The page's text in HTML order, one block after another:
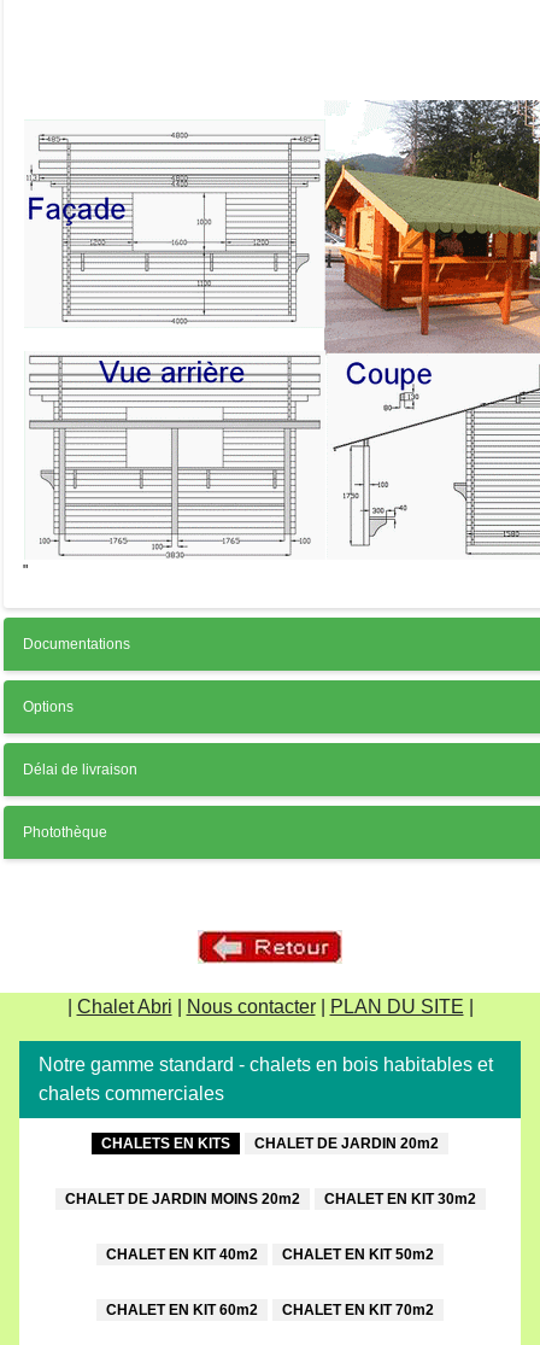
"
Documentations
Options
Délai de livraison
Photothèque
Chalet Abri Nous contacter PLAN DU SITE
Notre gamme standard - chalets en bois habitables et
chalets commerciales
CHALETS EN KITS CHALET DE JARDIN 20m2
CHALET DE JARDIN MOINS 20m2 CHALET EN KIT 30m2
CHALET EN KIT 40m2 CHALET EN KIT 50m2
CHALET EN KIT 60m2 CHALET EN KIT 70m2